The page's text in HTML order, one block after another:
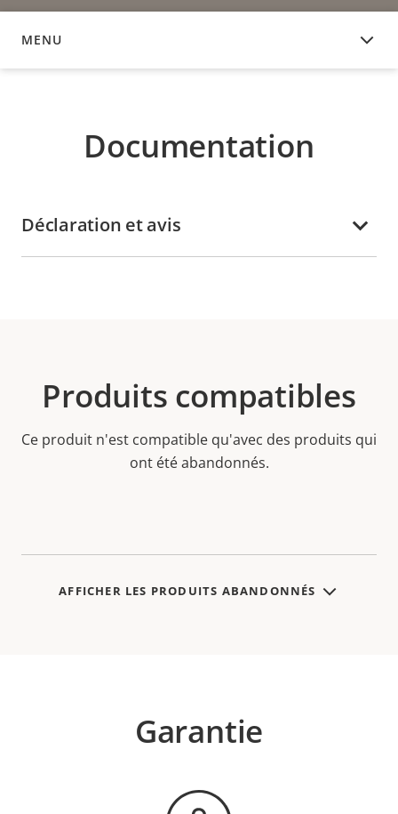
MENU
DOCUMENTATION
Documentation
Déclaration et avis
Produits compatibles
Ce produit n'est compatible qu'avec des produits qui
ont été abandonnés.
AFFICHER LES PRODUITS ABANDONNÉS
Garantie